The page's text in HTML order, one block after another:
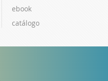
ebook
catálogo